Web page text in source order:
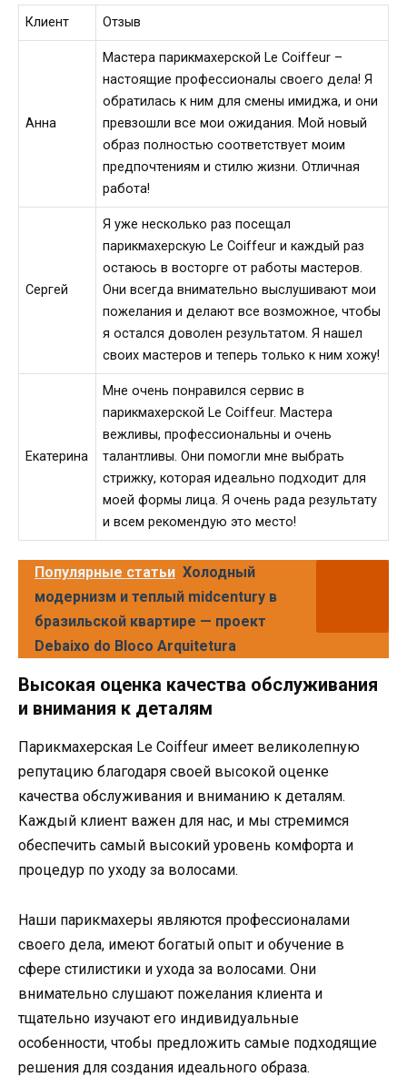
Клиент Отзыв
Анна
Мастера парикмахерской Le Coiffeur –
настоящие профессионалы своего дела! Я
обратилась к ним для смены имиджа, и они
превзошли все мои ожидания. Мой новый
образ полностью соответствует моим
предпочтениям и стилю жизни. Отличная
работа!
Сергей
Я уже несколько раз посещал
парикмахерскую Le Coiffeur и каждый раз
остаюсь в восторге от работы мастеров.
Они всегда внимательно выслушивают мои
пожелания и делают все возможное, чтобы
я остался доволен результатом. Я нашел
своих мастеров и теперь только к ним хожу!
Екатерина
Мне очень понравился сервис в
парикмахерской Le Coiffeur. Мастера
вежливы, профессиональны и очень
талантливы. Они помогли мне выбрать
стрижку, которая идеально подходит для
моей формы лица. Я очень рада результату
и всем рекомендую это место!
Популярные статьи Холодный
модернизм и теплый midcentury в
бразильской квартире — проект
Debaixo do Bloco Arquitetura
Высокая оценка качества обслуживания
и внимания к деталям
Парикмахерская Le Coiffeur имеет великолепную
репутацию благодаря своей высокой оценке
качества обслуживания и вниманию к деталям.
Каждый клиент важен для нас, и мы стремимся
обеспечить самый высокий уровень комфорта и
процедур по уходу за волосами.
Наши парикмахеры являются профессионалами
своего дела, имеют богатый опыт и обучение в
сфере стилистики и ухода за волосами. Они
внимательно слушают пожелания клиента и
тщательно изучают его индивидуальные
особенности, чтобы предложить самые подходящие
решения для создания идеального образа.